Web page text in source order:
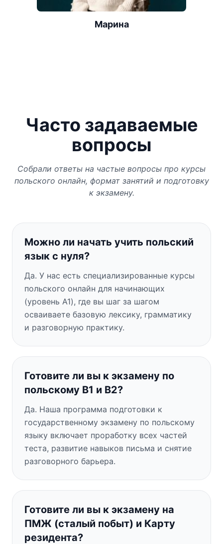
Марина
Часто задаваемые
вопросы
Собрали ответы на частые вопросы про курсы
польского онлайн, формат занятий и подготовку
к экзамену.
Можно ли начать учить польский
язык с нуля?
Да. У нас есть специализированные курсы
польского онлайн для начинающих
(уровень A1), где вы шаг за шагом
осваиваете базовую лексику, грамматику
и разговорную практику.
Готовите ли вы к экзамену по
польскому B1 и B2?
Да. Наша программа подготовки к
государственному экзамену по польскому
языку включает проработку всех частей
теста, развитие навыков письма и снятие
разговорного барьера.
Готовите ли вы к экзамену на
ПМЖ (сталый побыт) и Карту
резидента?